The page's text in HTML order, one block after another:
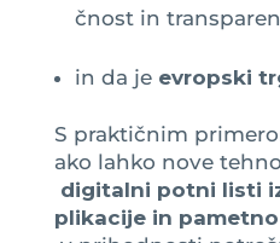
čnost in
in da je evropski
S praktičnim
ako lahko nove
digitalni potni listi
plikacije in